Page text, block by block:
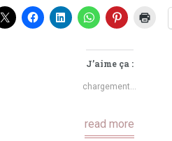
J’aime ça :
chargement…
read more